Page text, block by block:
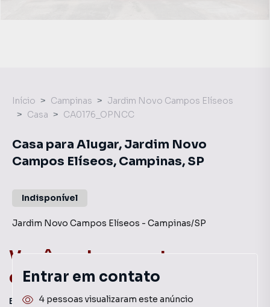
Você pode encontrar novas
oportunidades!
Este imóvel não está mais disponível, mas você pode
Início Campinas
Jardim Novo Campos Elíseos
Casa
CA0176_OPNCC
Casa para Alugar, Jardim Novo
Campos Elíseos, Campinas, SP
Indisponível
Jardim Novo Campos Elíseos - Campinas/SP
Entrar em contato
4 pessoas visualizaram este anúncio